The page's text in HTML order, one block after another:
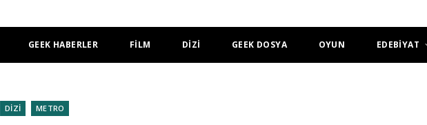
GEEK HABERLER FİLM DİZİ GEEK DOSYA OYUN EDEBİYAT
DİZİ METRO